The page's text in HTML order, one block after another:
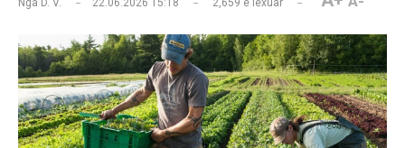
Nga D. V. 22.06.2026 15:18 2,659 e lexuar